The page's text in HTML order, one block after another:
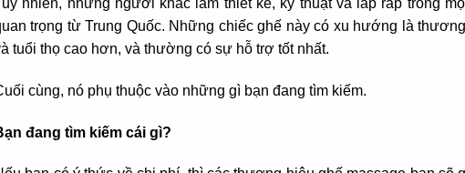
nhiên, những người khác làm thiết kế, kỹ thuật và lắp ráp trong
trọng từ Trung Quốc. Những chiếc ghế này có xu hướng là
tuổi thọ cao hơn, và thường có sự hỗ trợ tốt nhất.
cùng, nó phụ thuộc vào những gì bạn đang tìm kiếm.
đang tìm kiếm cái gì?